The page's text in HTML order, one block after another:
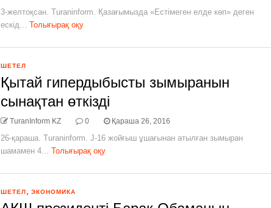
3-желтоқсан. Turaninform. Қазағымызда «Естімеген елде көп» деген
ескід... Толығырақ оқу
ШЕТЕЛ
Қытай гипердыбысты зымыранын
сынақтан өткізді
TuranInform KZ 0 Қараша 26, 2016
26-қараша. Turaninform. J-16 жойғыш ұшағынан атылған зымыран
шамамен 4... Толығырақ оқу
ШЕТЕЛ ЭКОНОМИКА